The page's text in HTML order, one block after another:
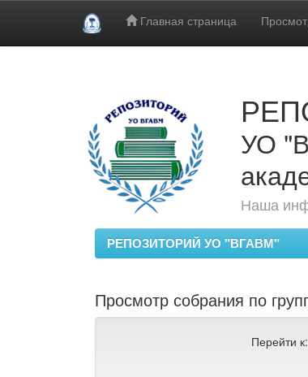
Главная страница
УО
Наша
РЕПОЗИТОРИЙ УО "ВГАВМ"
Просмотр собрания по
Перейти к: